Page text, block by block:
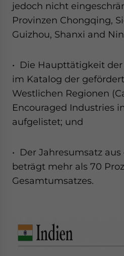
jedoch nicht
Provinzen Chongqing,
Guizhou, Shanxi and
• Die Haupttätigkeit
im Katalog der
Westlichen Regionen
Encouraged Industries
aufgelistet; und
• Der Jahresumsatz
beträgt mehr als 70
Gesamtumsatzes.